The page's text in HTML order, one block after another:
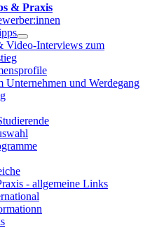
& Praxis
Video-Interviews zum
Unternehmen und Werdegang
- allgemeine Links